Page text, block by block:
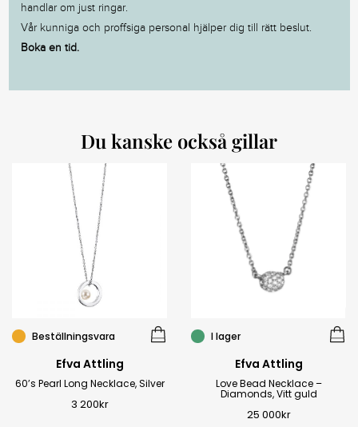
handlar om just ringar.
Vår kunniga och proffsiga personal hjälper dig till rätt beslut.
Boka en tid.
Du kanske också gillar
Beställningsvara
Efva Attling
60’s Pearl Long Necklace, Silver
3 200kr
I lager
Efva Attling
Love Bead Necklace –
Diamonds, Vitt guld
25 000kr